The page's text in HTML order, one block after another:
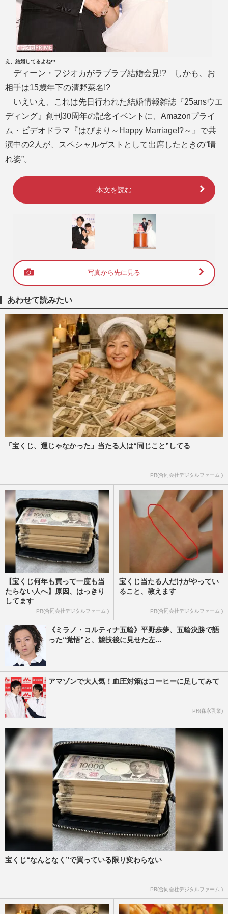
え、結婚してるよね!?
ディーン・フジオカがラブラブ結婚会見!? しかも、お
相手は15歳年下の清野菜名!?
いえいえ、これは先日行われた結婚情報雑誌『25ansウエ
ディング』創刊30周年の記念イベントに、Amazonプライ
ム・ビデオドラマ『はぴまり～Happy Marriage!?～』で共
演中の2人が、スペシャルゲストとして出席したときの“晴
れ姿”。
本文を読む
写真から先に見る
あわせて読みたい
「宝くじ、運じゃなかった」当たる人は“同じこと”してる
PR(合同会社デジタルファーム )
【宝くじ何年も買って一度も当
たらない人へ】原因、はっきり
してます
PR(合同会社デジタルファーム )
宝くじ当たる人だけがやってい
ること、教えます
PR(合同会社デジタルファーム )
《ミラノ・コルティナ五輪》平野歩夢、五輪決勝で語
った“覚悟”と、競技後に見せた左...
アマゾンで大人気！血圧対策はコーヒーに足してみて
PR(森永乳業)
宝くじ“なんとなく”で買っている限り変わらない
PR(合同会社デジタルファーム )